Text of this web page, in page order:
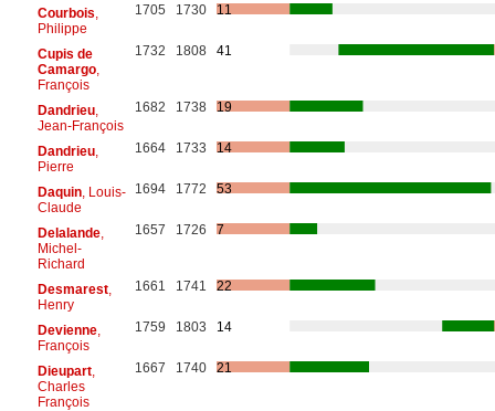
Courbois
Philippe
1705 1730 11
Cupis de
Camargo,
François
1732 1808 41
Dandrieu,
Jean-François
1682 1738 19
Dandrieu,
Pierre
1664 1733 14
Daquin, Louis-
Claude
1694 1772 53
Delalande,
Michel-
Richard
1657 1726 7
Desmarest,
Henry
1661 1741 22
Devienne,
François
1759 1803 14
Dieupart,
Charles
François
1667 1740 21